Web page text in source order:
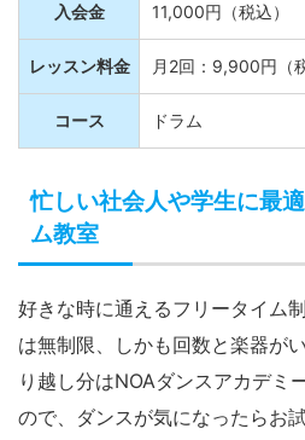
入会金 11,000円（税込）
レッスン料金 月2回：9,900円（
コース ドラム
忙しい社会人や学生に最
ム教室
好きな時に通えるフリータイム
は無制限、しかも回数と楽器が
り越し分はNOAダンスアカデミ
ので、ダンスが気になったらお